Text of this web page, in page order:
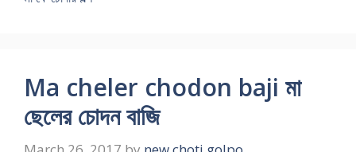
Ma cheler chodon baji মা
ছেলের চোদন বাজি